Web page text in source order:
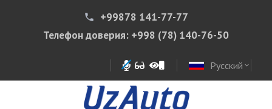
phone
+99878 141-77-77
Телефон доверия: +998 (78) 140-76-50
Русский expand_more